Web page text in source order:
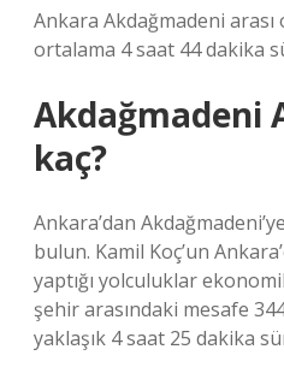
Ankara Akdağmadeni
ortalama 4 saat 44 dakika
Akdağmadeni
kaç?
Ankara’dan
bulun. Kamil Koç’un
yaptığı yolculuklar
şehir arasındaki mesafe
yaklaşık 4 saat 25 dakika